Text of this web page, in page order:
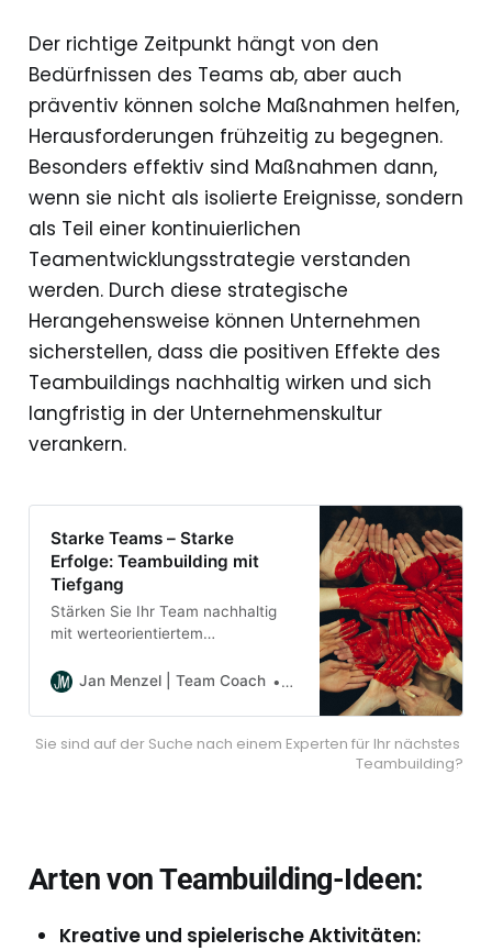
Der richtige Zeitpunkt hängt von den
Bedürfnissen des Teams ab, aber auch
präventiv können solche Maßnahmen helfen,
Herausforderungen frühzeitig zu begegnen.
Besonders effektiv sind Maßnahmen dann,
wenn sie nicht als isolierte Ereignisse, sondern
als Teil einer kontinuierlichen
Teamentwicklungsstrategie verstanden
werden. Durch diese strategische
Herangehensweise können Unternehmen
sicherstellen, dass die positiven Effekte des
Teambuildings nachhaltig wirken und sich
langfristig in der Unternehmenskultur
verankern.
Starke Teams – Starke
Erfolge: Teambuilding mit
Tiefgang
Stärken Sie Ihr Team nachhaltig
mit werteorientiertem
Zusammenarbeit, Vertrauen und
Jan Menzel | Team Coach Jan Menzel
Sie sind auf der Suche nach einem Experten für Ihr nächstes
Teambuilding?
Arten von Teambuilding-Ideen:
Kreative und spielerische Aktivitäten: